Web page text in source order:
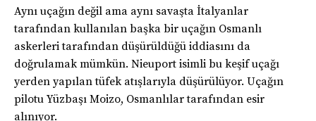
Aynı uçağın değil ama aynı savaşta İtalyanlar
tarafından kullanılan başka bir uçağın Osmanlı
askerleri tarafından düşürüldüğü iddiasını da
doğrulamak mümkün. Nieuport isimli bu keşif uçağı
yerden yapılan tüfek atışlarıyla düşürülüyor. Uçağın
pilotu Yüzbaşı Moizo, Osmanlılar tarafından esir
alınıyor.